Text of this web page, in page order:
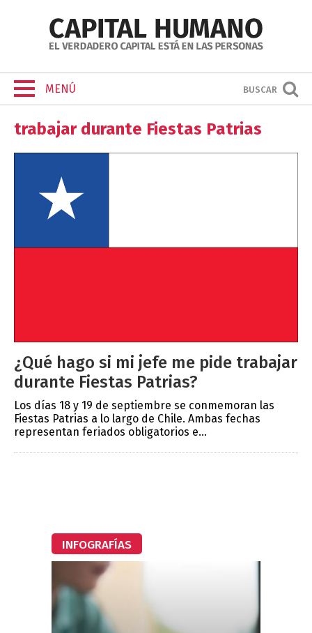
MENÚ BUSCAR
trabajar durante Fiestas Patrias
¿Qué hago si mi jefe me pide trabajar
durante Fiestas Patrias?
Los días 18 y 19 de septiembre se conmemoran las
Fiestas Patrias a lo largo de Chile. Ambas fechas
representan feriados obligatorios e...
INFOGRAFÍAS